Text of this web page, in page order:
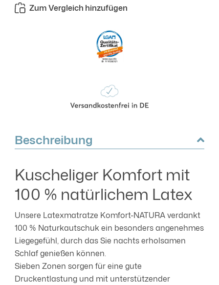
Zum Vergleich hinzufügen
Beschreibung
Kuscheliger Komfort mit
100 % natürlichem Latex
Unsere Latexmatratze Komfort-NATURA verdankt
100 % Naturkautschuk ein besonders angenehmes
Liegegefühl, durch das Sie nachts erholsamen
Schlaf genießen können.
Sieben Zonen sorgen für eine gute
Druckentlastung und mit unterstützender